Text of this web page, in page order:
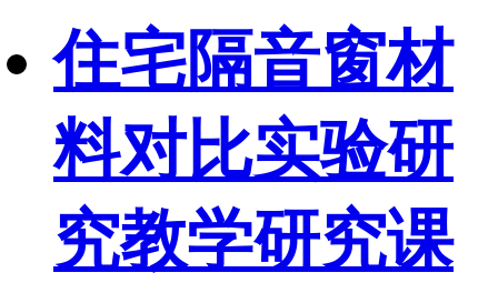
住宅隔音窗材
料对比实验研
究教学研究课